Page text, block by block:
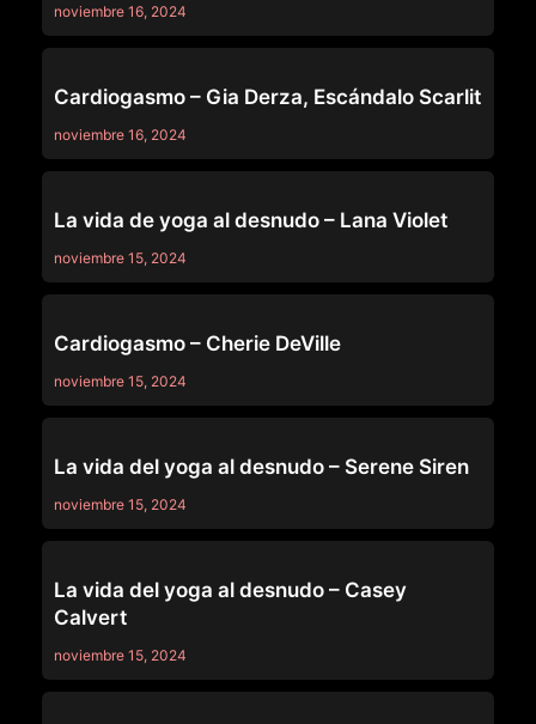
noviembre 16, 2024
Cardiogasmo – Gia Derza, Escándalo Scarlit
noviembre 16, 2024
La vida de yoga al desnudo – Lana Violet
noviembre 15, 2024
Cardiogasmo – Cherie DeVille
noviembre 15, 2024
La vida del yoga al desnudo – Serene Siren
noviembre 15, 2024
La vida del yoga al desnudo – Casey
Calvert
noviembre 15, 2024